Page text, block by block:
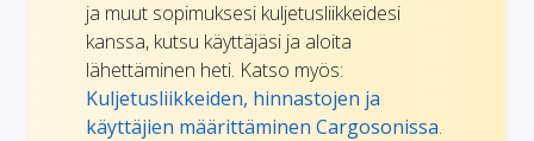
ja muut sopimuksesi kuljetusliikkeidesi
kanssa, kutsu käyttäjäsi ja aloita
lähettäminen heti. Katso myös:
Kuljetusliikkeiden, hinnastojen ja
käyttäjien määrittäminen Cargosonissa.